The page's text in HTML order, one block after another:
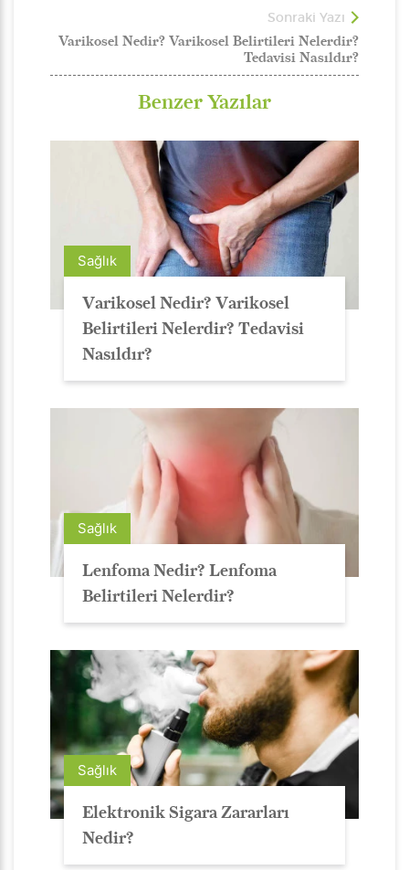
Sonraki Yazı
Varikosel Nedir? Varikosel Belirtileri Nelerdir?
Tedavisi Nasıldır?
Benzer Yazılar
Sağlık
Varikosel Nedir? Varikosel
Belirtileri Nelerdir? Tedavisi
Nasıldır?
Sağlık
Lenfoma Nedir? Lenfoma
Belirtileri Nelerdir?
Sağlık
Elektronik Sigara Zararları
Nedir?